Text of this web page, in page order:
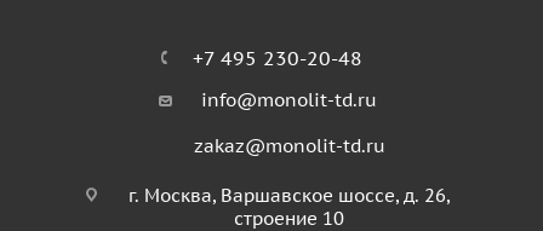
+7 495 230-20-48
info@monolit-td.ru
zakaz@monolit-td.ru
г. Москва, Варшавское шоссе, д. 26,
строение 10